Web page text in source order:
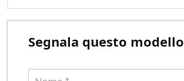
Segnala questo modello